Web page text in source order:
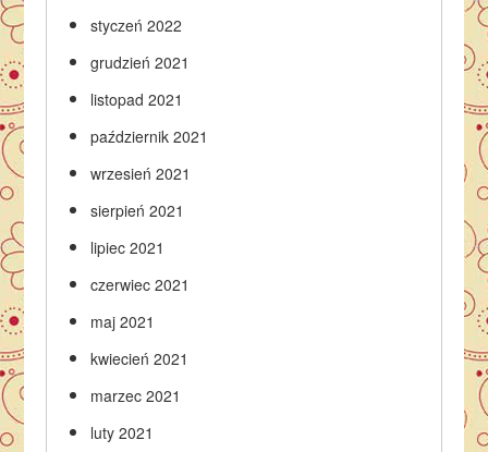
styczeń 2022
grudzień 2021
listopad 2021
październik 2021
wrzesień 2021
sierpień 2021
lipiec 2021
czerwiec 2021
maj 2021
kwiecień 2021
marzec 2021
luty 2021